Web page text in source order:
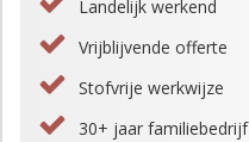
Landelijk werkend
Vrijblijvende offerte
Stofvrije werkwijze
30+ jaar familiebedrijf